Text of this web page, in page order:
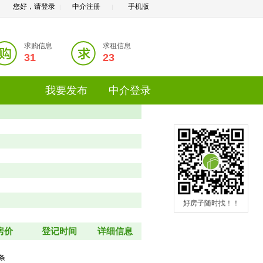
您好，请登录 中介注册 手机版
求租信息
23
求购信息
31
我要发布 中介登录
价 登记时间 详细信息
好房子随时找！！